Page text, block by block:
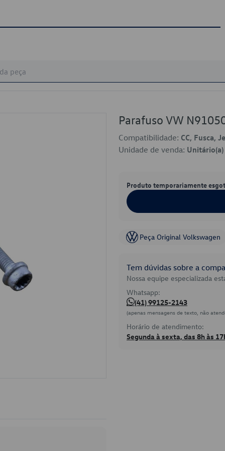
Parafuso VW
Compatibilidade: CC, Fusca,
Unidade de venda: Unitário(a)
Produto temporariamente
Peça Original Volkswagen
Tem dúvidas sobre a
Nossa equipe especializada
Whatsapp:
(41) 99125-2143
(apenas mensagens de texto, não
Horário de atendimento:
Segunda à sexta, das 8h às